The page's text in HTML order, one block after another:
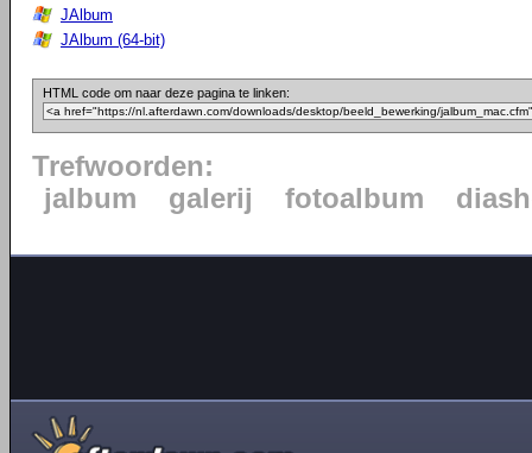
JAlbum
JAlbum (64-bit)
HTML code om naar deze pagina te linken:
Trefwoorden:
jalbum
galerij fotoalbum